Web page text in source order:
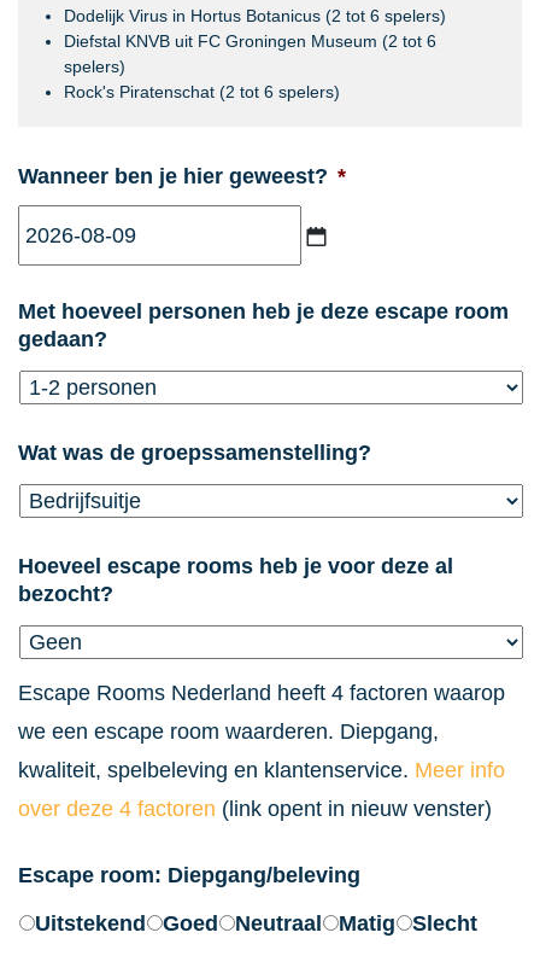
Dodelijk Virus in Hortus Botanicus (2 tot 6 spelers)
Diefstal KNVB uit FC Groningen Museum (2 tot 6
spelers)
Rock's Piratenschat (2 tot 6 spelers)
Wanneer ben je hier geweest? *
dash
dash
Met hoeveel personen heb je deze escape room
gedaan?
Wat was de groepssamenstelling?
Hoeveel escape rooms heb je voor deze al
bezocht?
Escape Rooms Nederland heeft 4 factoren waarop
we een escape room waarderen. Diepgang,
kwaliteit, spelbeleving en klantenservice. Meer info
over deze 4 factoren (link opent in nieuw venster)
Escape room: Diepgang/beleving
Uitstekend
Goed Neutraal Matig Slecht